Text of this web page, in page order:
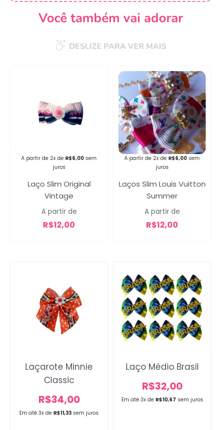
Você também vai adorar
DESLIZE PARA VER MAIS
A partir de 2x de R$6,00 sem
juros
Laço Slim Original
Vintage
A partir de
R$12,00
A partir de 2x de R$6,00 sem
juros
Laços Slim Louis Vuitton
Summer
A partir de
R$12,00
Em até 3x de R$11,33 sem juros
Laçarote Minnie
Classic
R$34,00 Em até 3x de R$10,67 sem juros
Laço Médio Brasil
R$32,00
Campanha lançada com
sucesso!
Voltar